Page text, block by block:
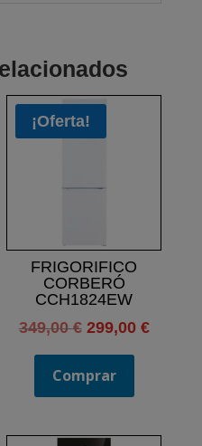
¡Oferta!
FRIGORIFICO
CORBERÓ
CCH1824EW
349,00€ El
precio
original
era:
299,00 €El
Comprar